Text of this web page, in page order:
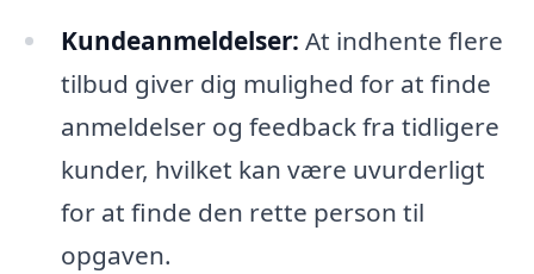
Kundeanmeldelser: At indhente flere
tilbud giver dig mulighed for at finde
anmeldelser og feedback fra tidligere
kunder, hvilket kan være uvurderligt
for at finde den rette person til
opgaven.